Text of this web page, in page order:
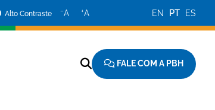
Alto Contraste −A +A EN PT ES
FALE COM A PBH